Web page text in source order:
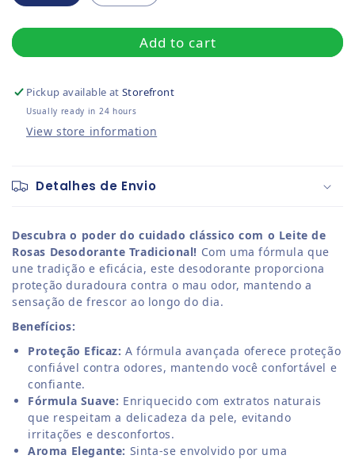
Add to cart
Pickup available atStorefront
Usually ready in 24 hours
View store information
Detalhes de Envio
Descubra o poder do cuidado clássico com o Leite de
Rosas Desodorante Tradicional! Com uma fórmula que
une tradição e eficácia, este desodorante proporciona
proteção duradoura contra o mau odor, mantendo a
sensação de frescor ao longo do dia.
Benefícios:
Proteção Eficaz: A fórmula avançada oferece proteção
confiável contra odores, mantendo você confortável e
confiante.
Fórmula Suave: Enriquecido com extratos naturais
que respeitam a delicadeza da pele, evitando
irritações e desconfortos.
Aroma Elegante: Sinta-se envolvido por uma